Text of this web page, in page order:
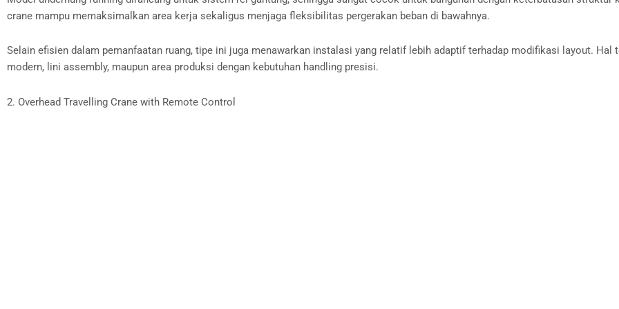
crane mampu memaksimalkan area kerja sekaligus menjaga fleksibilitas pergerakan beban di bawahnya.
Selain efisien dalam pemanfaatan ruang, tipe ini juga menawarkan instalasi yang relatif lebih adaptif terhadap modifikasi layout.
modern, lini assembly, maupun area produksi dengan kebutuhan handling presisi.
2. Overhead Travelling Crane with Remote Control